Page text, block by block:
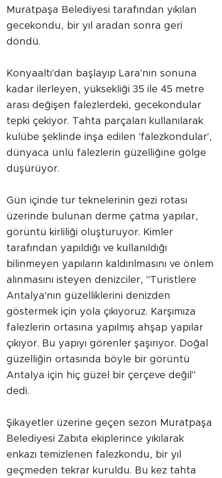
Muratpaşa Belediyesi tarafından yıkılan
gecekondu, bir yıl aradan sonra geri
döndü.
Konyaaltı'dan başlayıp Lara'nın sonuna
kadar ilerleyen, yüksekliği 35 ile 45 metre
arası değişen falezlerdeki, gecekondular
tepki çekiyor. Tahta parçaları kullanılarak
kulübe şeklinde inşa edilen 'falezkondular',
dünyaca ünlü falezlerin güzelliğine gölge
düşürüyor.
Gün içinde tur teknelerinin gezi rotası
üzerinde bulunan derme çatma yapılar,
görüntü kirliliği oluşturuyor. Kimler
tarafından yapıldığı ve kullanıldığı
bilinmeyen yapıların kaldırılmasını ve önlem
alınmasını isteyen denizciler, "Turistlere
Antalya'nın güzelliklerini denizden
göstermek için yola çıkıyoruz. Karşımıza
falezlerin ortasına yapılmış ahşap yapılar
çıkıyor. Bu yapıyı görenler şaşırıyor. Doğal
güzelliğin ortasında böyle bir görüntü
Antalya için hiç güzel bir çerçeve değil"
dedi.
Şikayetler üzerine geçen sezon Muratpaşa
Belediyesi Zabıta ekiplerince yıkılarak
enkazı temizlenen falezkondu, bir yıl
geçmeden tekrar kuruldu. Bu kez tahta